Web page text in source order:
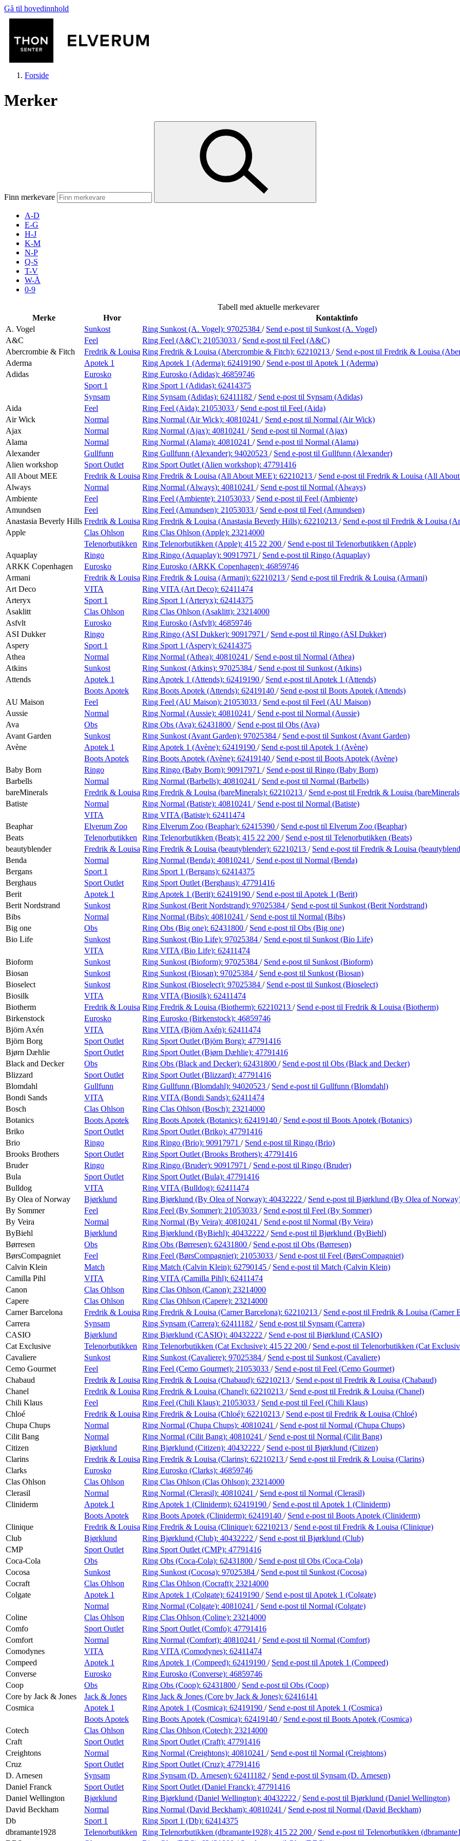
Gå til hovedinnhold
Mat og drikke
Inspirasjon
Åpningstider
Praktisk informasjon
Ledige stillinger
Magasin
Forside
Merker
Finn merkevare
A-D
E-G
H-J
K-M
N-P
Q-S
T-V
W-Å
0-9
Tabell med aktuelle merkevarer
Merke
Hvor
Kontaktinfo
A. Vogel
Sunkost Ring Sunkost (A. Vogel): 97025384 / Send e-post til Sunkost (A. Vogel)
A&C
Feel Ring Feel (A&C): 21053033 / Send e-post til Feel (A&C)
Abercrombie & Fitch
Fredrik & Louisa Ring Fredrik & Louisa (Abercrombie & Fitch): 62210213 / Send e-post til Fredrik & Louisa
Aderma
Apotek 1 Ring Apotek 1 (Aderma): 62419190 / Send e-post til Apotek 1 (Aderma)
Adidas
Eurosko Ring Eurosko (Adidas): 46859746
Sport 1
Ring Sport 1 (Adidas): 62414375
Synsam
Ring Synsam (Adidas): 62411182 / Send e-post til Synsam (Adidas)
Aida
Feel Ring Feel (Aida): 21053033 / Send e-post til Feel (Aida)
Air Wick
Normal Ring Normal (Air Wick): 40810241 / Send e-post til Normal (Air Wick)
Ajax
Normal Ring Normal (Ajax): 40810241 / Send e-post til Normal (Ajax)
Alama
Normal Ring Normal (Alama): 40810241 / Send e-post til Normal (Alama)
Alexander
Gullfunn Ring Gullfunn (Alexander): 94020523 / Send e-post til Gullfunn (Alexander)
Alien workshop
Sport Outlet Ring Sport Outlet (Alien workshop): 47791416
All About MEE
Fredrik & Louisa Ring Fredrik & Louisa (All About MEE): 62210213 / Send e-post til Fredrik & Louisa (All
Always
Normal Ring Normal (Always): 40810241 / Send e-post til Normal (Always)
Ambiente
Feel Ring Feel (Ambiente): 21053033 / Send e-post til Feel (Ambiente)
Amundsen
Feel Ring Feel (Amundsen): 21053033 / Send e-post til Feel (Amundsen)
Anastasia Beverly Hills Fredrik & Louisa Ring Fredrik & Louisa (Anastasia Beverly Hills): 62210213 / Send e-post til Fredrik & Louisa
Apple
Clas Ohlson Ring Clas Ohlson (Apple): 23214000
Telenorbutikken
Ring Telenorbutikken (Apple): 415 22 200 / Send e-post til Telenorbutikken (Apple)
Aquaplay
Ringo Ring Ringo (Aquaplay): 90917971 / Send e-post til Ringo (Aquaplay)
ARKK Copenhagen
Eurosko Ring Eurosko (ARKK Copenhagen): 46859746
Armani
Fredrik & Louisa Ring Fredrik & Louisa (Armani): 62210213 / Send e-post til Fredrik & Louisa (Armani)
Art Deco
VITA Ring VITA (Art Deco): 62411474
Arteryx
Sport 1 Ring Sport 1 (Arteryx): 62414375
Asaklitt
Clas Ohlson Ring Clas Ohlson (Asaklitt): 23214000
Asfvlt
Eurosko Ring Eurosko (Asfvlt): 46859746
ASI Dukker
Ringo Ring Ringo (ASI Dukker): 90917971 / Send e-post til Ringo (ASI Dukker)
Aspery
Sport 1 Ring Sport 1 (Aspery): 62414375
Athea
Normal Ring Normal (Athea): 40810241 / Send e-post til Normal (Athea)
Atkins
Sunkost Ring Sunkost (Atkins): 97025384 / Send e-post til Sunkost (Atkins)
Attends
Apotek 1 Ring Apotek 1 (Attends): 62419190 / Send e-post til Apotek 1 (Attends)
Boots Apotek
Ring Boots Apotek (Attends): 62419140 / Send e-post til Boots Apotek (Attends)
AU Maison
Feel Ring Feel (AU Maison): 21053033 / Send e-post til Feel (AU Maison)
Aussie
Normal Ring Normal (Aussie): 40810241 / Send e-post til Normal (Aussie)
Ava
Obs Ring Obs (Ava): 62431800 / Send e-post til Obs (Ava)
Avant Garden
Sunkost Ring Sunkost (Avant Garden): 97025384 / Send e-post til Sunkost (Avant Garden)
Avène
Apotek 1 Ring Apotek 1 (Avène): 62419190 / Send e-post til Apotek 1 (Avène)
Boots Apotek
Ring Boots Apotek (Avène): 62419140 / Send e-post til Boots Apotek (Avène)
Baby Born
Ringo Ring Ringo (Baby Born): 90917971 / Send e-post til Ringo (Baby Born)
Barbells
Normal Ring Normal (Barbells): 40810241 / Send e-post til Normal (Barbells)
bareMinerals
Fredrik & Louisa Ring Fredrik & Louisa (bareMinerals): 62210213 / Send e-post til Fredrik & Louisa
Batiste
Normal Ring Normal (Batiste): 40810241 / Send e-post til Normal (Batiste)
VITA
Ring VITA (Batiste): 62411474
Beaphar
Elverum Zoo Ring Elverum Zoo (Beaphar): 62415390 / Send e-post til Elverum Zoo (Beaphar)
Beats
Telenorbutikken Ring Telenorbutikken (Beats): 415 22 200 / Send e-post til Telenorbutikken (Beats)
beautyblender
Fredrik & Louisa Ring Fredrik & Louisa (beautyblender): 62210213 / Send e-post til Fredrik & Louisa
Benda
Normal Ring Normal (Benda): 40810241 / Send e-post til Normal (Benda)
Bergans
Sport 1 Ring Sport 1 (Bergans): 62414375
Berghaus
Sport Outlet Ring Sport Outlet (Berghaus): 47791416
Berit
Apotek 1 Ring Apotek 1 (Berit): 62419190 / Send e-post til Apotek 1 (Berit)
Berit Nordstrand
Sunkost Ring Sunkost (Berit Nordstrand): 97025384 / Send e-post til Sunkost (Berit Nordstrand)
Bibs
Normal Ring Normal (Bibs): 40810241 / Send e-post til Normal (Bibs)
Big one
Obs Ring Obs (Big one): 62431800 / Send e-post til Obs (Big one)
Bio Life
Sunkost Ring Sunkost (Bio Life): 97025384 / Send e-post til Sunkost (Bio Life)
VITA
Ring VITA (Bio Life): 62411474
Bioform
Sunkost Ring Sunkost (Bioform): 97025384 / Send e-post til Sunkost (Bioform)
Biosan
Sunkost Ring Sunkost (Biosan): 97025384 / Send e-post til Sunkost (Biosan)
Bioselect
Sunkost Ring Sunkost (Bioselect): 97025384 / Send e-post til Sunkost (Bioselect)
Biosilk
VITA Ring VITA (Biosilk): 62411474
Biotherm
Fredrik & Louisa Ring Fredrik & Louisa (Biotherm): 62210213 / Send e-post til Fredrik & Louisa (Biotherm)
Birkenstock
Eurosko Ring Eurosko (Birkenstock): 46859746
Björn Axén
VITA Ring VITA (Björn Axén): 62411474
Björn Borg
Sport Outlet Ring Sport Outlet (Björn Borg): 47791416
Bjørn Dæhlie
Sport Outlet Ring Sport Outlet (Bjørn Dæhlie): 47791416
Black and Decker
Obs Ring Obs (Black and Decker): 62431800 / Send e-post til Obs (Black and Decker)
Blizzard
Sport Outlet Ring Sport Outlet (Blizzard): 47791416
Blomdahl
Gullfunn Ring Gullfunn (Blomdahl): 94020523 / Send e-post til Gullfunn (Blomdahl)
Bondi Sands
VITA Ring VITA (Bondi Sands): 62411474
Bosch
Clas Ohlson Ring Clas Ohlson (Bosch): 23214000
Botanics
Boots Apotek Ring Boots Apotek (Botanics): 62419140 / Send e-post til Boots Apotek (Botanics)
Briko
Sport Outlet Ring Sport Outlet (Briko): 47791416
Brio
Ringo Ring Ringo (Brio): 90917971 / Send e-post til Ringo (Brio)
Brooks Brothers
Sport Outlet Ring Sport Outlet (Brooks Brothers): 47791416
Bruder
Ringo Ring Ringo (Bruder): 90917971 / Send e-post til Ringo (Bruder)
Bula
Sport Outlet Ring Sport Outlet (Bula): 47791416
Bulldog
VITA Ring VITA (Bulldog): 62411474
By Olea of Norway
Bjørklund Ring Bjørklund (By Olea of Norway): 40432222 / Send e-post til Bjørklund (By Olea of
By Sommer
Feel Ring Feel (By Sommer): 21053033 / Send e-post til Feel (By Sommer)
By Veira
Normal Ring Normal (By Veira): 40810241 / Send e-post til Normal (By Veira)
ByBiehl
Bjørklund Ring Bjørklund (ByBiehl): 40432222 / Send e-post til Bjørklund (ByBiehl)
Børresen
Obs Ring Obs (Børresen): 62431800 / Send e-post til Obs (Børresen)
BørsCompagniet
Feel Ring Feel (BørsCompagniet): 21053033 / Send e-post til Feel (BørsCompagniet)
Calvin Klein
Match Ring Match (Calvin Klein): 62790145 / Send e-post til Match (Calvin Klein)
Camilla Pihl
VITA Ring VITA (Camilla Pihl): 62411474
Canon
Clas Ohlson Ring Clas Ohlson (Canon): 23214000
Capere
Clas Ohlson Ring Clas Ohlson (Capere): 23214000
Carner Barcelona
Fredrik & Louisa Ring Fredrik & Louisa (Carner Barcelona): 62210213 / Send e-post til Fredrik & Louisa (Carner
Carrera
Synsam Ring Synsam (Carrera): 62411182 / Send e-post til Synsam (Carrera)
CASIO
Bjørklund Ring Bjørklund (CASIO): 40432222 / Send e-post til Bjørklund (CASIO)
Cat Exclusive
Telenorbutikken Ring Telenorbutikken (Cat Exclusive): 415 22 200 / Send e-post til Telenorbutikken (Cat
Cavaliere
Sunkost Ring Sunkost (Cavaliere): 97025384 / Send e-post til Sunkost (Cavaliere)
Cemo Gourmet
Feel Ring Feel (Cemo Gourmet): 21053033 / Send e-post til Feel (Cemo Gourmet)
Chabaud
Fredrik & Louisa Ring Fredrik & Louisa (Chabaud): 62210213 / Send e-post til Fredrik & Louisa (Chabaud)
Chanel
Fredrik & Louisa Ring Fredrik & Louisa (Chanel): 62210213 / Send e-post til Fredrik & Louisa (Chanel)
Chili Klaus
Feel Ring Feel (Chili Klaus): 21053033 / Send e-post til Feel (Chili Klaus)
Chloé
Fredrik & Louisa Ring Fredrik & Louisa (Chloé): 62210213 / Send e-post til Fredrik & Louisa (Chloé)
Chupa Chups
Normal Ring Normal (Chupa Chups): 40810241 / Send e-post til Normal (Chupa Chups)
Cilit Bang
Normal Ring Normal (Cilit Bang): 40810241 / Send e-post til Normal (Cilit Bang)
Citizen
Bjørklund Ring Bjørklund (Citizen): 40432222 / Send e-post til Bjørklund (Citizen)
Clarins
Fredrik & Louisa Ring Fredrik & Louisa (Clarins): 62210213 / Send e-post til Fredrik & Louisa (Clarins)
Clarks
Eurosko Ring Eurosko (Clarks): 46859746
Clas Ohlson
Clas Ohlson Ring Clas Ohlson (Clas Ohlson): 23214000
Clerasil
Normal Ring Normal (Clerasil): 40810241 / Send e-post til Normal (Clerasil)
Cliniderm
Apotek 1 Ring Apotek 1 (Cliniderm): 62419190 / Send e-post til Apotek 1 (Cliniderm)
Boots Apotek
Ring Boots Apotek (Cliniderm): 62419140 / Send e-post til Boots Apotek (Cliniderm)
Clinique
Fredrik & Louisa Ring Fredrik & Louisa (Clinique): 62210213 / Send e-post til Fredrik & Louisa (Clinique)
Club
Bjørklund Ring Bjørklund (Club): 40432222 / Send e-post til Bjørklund (Club)
CMP
Sport Outlet Ring Sport Outlet (CMP): 47791416
Coca-Cola
Obs Ring Obs (Coca-Cola): 62431800 / Send e-post til Obs (Coca-Cola)
Cocosa
Sunkost Ring Sunkost (Cocosa): 97025384 / Send e-post til Sunkost (Cocosa)
Cocraft
Clas Ohlson Ring Clas Ohlson (Cocraft): 23214000
Colgate
Apotek 1 Ring Apotek 1 (Colgate): 62419190 / Send e-post til Apotek 1 (Colgate)
Normal
Ring Normal (Colgate): 40810241 / Send e-post til Normal (Colgate)
Coline
Clas Ohlson Ring Clas Ohlson (Coline): 23214000
Comfo
Sport Outlet Ring Sport Outlet (Comfo): 47791416
Comfort
Normal Ring Normal (Comfort): 40810241 / Send e-post til Normal (Comfort)
Comodynes
VITA Ring VITA (Comodynes): 62411474
Compeed
Apotek 1 Ring Apotek 1 (Compeed): 62419190 / Send e-post til Apotek 1 (Compeed)
Converse
Eurosko Ring Eurosko (Converse): 46859746
Coop
Obs Ring Obs (Coop): 62431800 / Send e-post til Obs (Coop)
Core by Jack & Jones
Jack & Jones Ring Jack & Jones (Core by Jack & Jones): 62416141
Cosmica
Apotek 1 Ring Apotek 1 (Cosmica): 62419190 / Send e-post til Apotek 1 (Cosmica)
Boots Apotek
Ring Boots Apotek (Cosmica): 62419140 / Send e-post til Boots Apotek (Cosmica)
Cotech
Clas Ohlson Ring Clas Ohlson (Cotech): 23214000
Craft
Sport Outlet Ring Sport Outlet (Craft): 47791416
Creightons
Normal Ring Normal (Creightons): 40810241 / Send e-post til Normal (Creightons)
Cruz
Sport Outlet Ring Sport Outlet (Cruz): 47791416
D. Arnesen
Synsam Ring Synsam (D. Arnesen): 62411182 / Send e-post til Synsam (D. Arnesen)
Daniel Franck
Sport Outlet Ring Sport Outlet (Daniel Franck): 47791416
Daniel Wellington
Bjørklund Ring Bjørklund (Daniel Wellington): 40432222 / Send e-post til Bjørklund (Daniel Wellington)
David Beckham
Normal Ring Normal (David Beckham): 40810241 / Send e-post til Normal (David Beckham)
Db
Sport 1 Ring Sport 1 (Db): 62414375
dbramante1928
Telenorbutikken Ring Telenorbutikken (dbramante1928): 415 22 200 / Send e-post til Telenorbutikken